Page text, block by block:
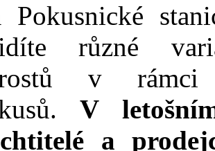
Pokusnické
různé
v rámci
V
a